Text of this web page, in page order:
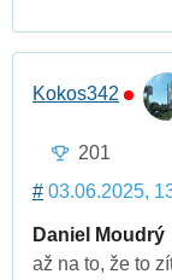
Kokos342
201
# 03.06.2025,
Daniel Moudrý
až na to, že to